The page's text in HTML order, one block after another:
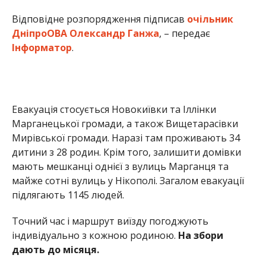
Відповідне розпорядження підписав очільник
ДніпроОВА Олександр Ганжа, – передає
Інформатор.
Евакуація стосується Новокиївки та Іллінки
Марганецької громади, а також Вищетарасівки
Мирівської громади. Наразі там проживають 34
дитини з 28 родин. Крім того, залишити домівки
мають мешканці однієї з вулиць Марганця та
майже сотні вулиць у Нікополі. Загалом евакуації
підлягають 1145 людей.
Точний час і маршрут виїзду погоджують
індивідуально з кожною родиною. На збори
дають до місяця.